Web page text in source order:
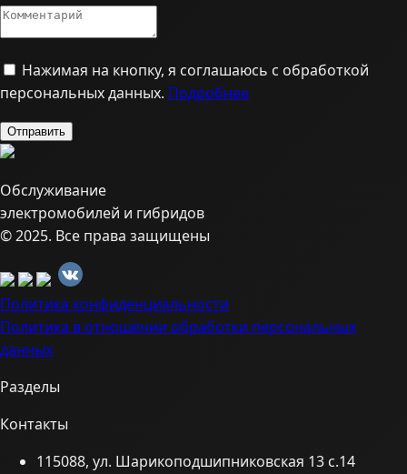
Нажимая на кнопку, я соглашаюсь с обработкой
персональных данных. Подробнее
Обслуживание
электромобилей и гибридов
© 2025. Все права защищены
Политика конфиденциальности
Политика в отношении обработки персональных
данных
Разделы
Контакты
115088, ул. Шарикоподшипниковская 13 с.14